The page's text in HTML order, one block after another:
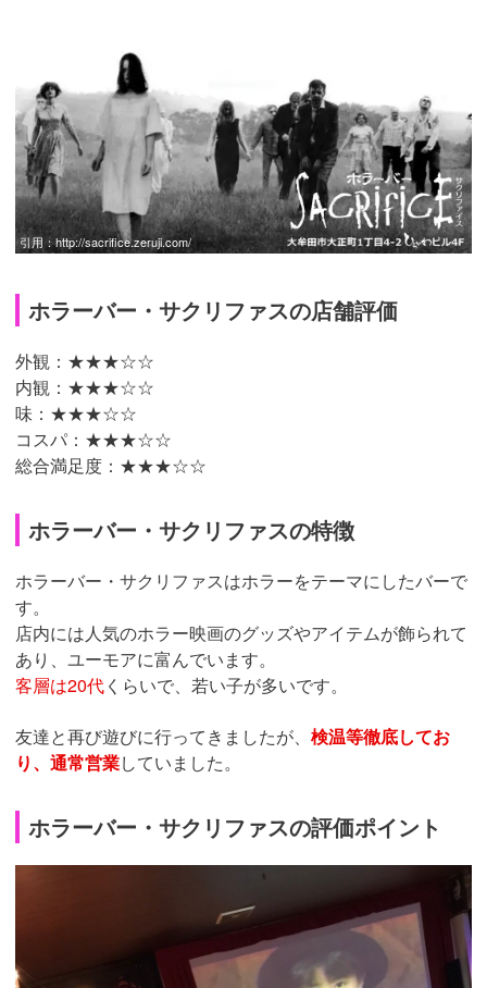
引用：http://sacrifice.zeruji.com/
ホラーバー・サクリファスの店舗評価
外観：★★★☆☆
内観：★★★☆☆
味：★★★☆☆
コスパ：★★★☆☆
総合満足度：★★★☆☆
ホラーバー・サクリファスの特徴
ホラーバー・サクリファスはホラーをテーマにしたバーで
す。
店内には人気のホラー映画のグッズやアイテムが飾られて
あり、ユーモアに富んでいます。
客層は20代くらいで、若い子が多いです。
友達と再び遊びに行ってきましたが、 検温等徹底してお
り、通常営業していました。
ホラーバー・サクリファスの評価ポイント